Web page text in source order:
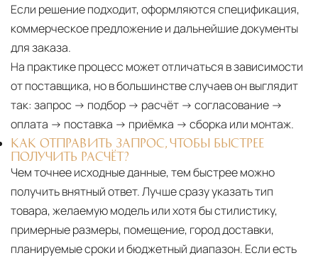
Если решение подходит, оформляются спецификация,
коммерческое предложение и дальнейшие документы
для заказа.
На практике процесс может отличаться в зависимости
от поставщика, но в большинстве случаев он выглядит
так: запрос → подбор → расчёт → согласование →
оплата → поставка → приёмка → сборка или монтаж.
КАК ОТПРАВИТЬ ЗАПРОС, ЧТОБЫ БЫСТРЕЕ
ПОЛУЧИТЬ РАСЧЁТ?
Чем точнее исходные данные, тем быстрее можно
получить внятный ответ. Лучше сразу указать тип
товара, желаемую модель или хотя бы стилистику,
примерные размеры, помещение, город доставки,
планируемые сроки и бюджетный диапазон. Если есть